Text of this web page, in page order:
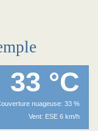
33 °C
nuageuse: 33 %
Vent: ESE 6 km/h